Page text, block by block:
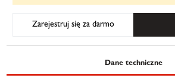
Zarejestruj się za darmo
Dane techniczne